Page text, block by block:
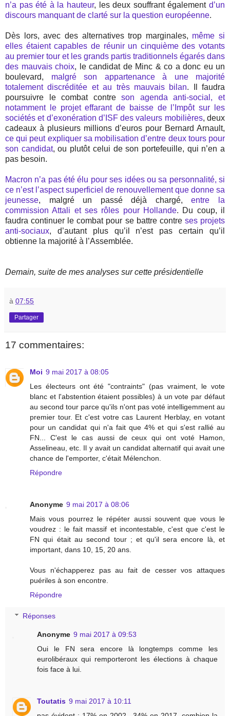
n’a pas été à la hauteur, les deux souffrant également d’un
discours manquant de clarté sur la question européenne.
Dès lors, avec des alternatives trop marginales, même si
elles étaient capables de réunir un cinquième des votants
au premier tour et les grands partis traditionnels égarés dans
des mauvais choix, le candidat de Minc & co a donc eu un
boulevard, malgré son appartenance à une majorité
totalement discréditée et au très mauvais bilan. Il faudra
poursuivre le combat contreson agenda anti-social, et
notamment le projet effarant de baisse de l’Impôt sur les
sociétés et d’exonération d’ISF des valeurs mobilières, deux
cadeaux à plusieurs millions d’euros pour Bernard Arnault,
ce qui peut expliquer sa mobilisation d’entre deux tours pour
son candidat, ou plutôt celui de son portefeuille, qui n’en a
pas besoin.
Macron n’a pas été élu pour ses idées ou sa personnalité, si
ce n’est l’aspect superficiel de renouvellement que donne sa
jeunesse, malgré un passé déjà chargé,entre la
commission Attali et ses rôles pour Hollande. Du coup, il
faudra continuer le combat pour se battre contre ses projets
anti-sociaux, d’autant plus qu’il n’est pas certain qu’il
obtienne la majorité à l’Assemblée.
Demain, suite de mes analyses sur cette présidentielle
à 07:55
Partager
17 commentaires:
Moi 9 mai 2017 à 08:05
Les électeurs ont été "contraints" (pas vraiment, le vote
blanc et l'abstention étaient possibles) à un vote par défaut
au second tour parce qu'ils n'ont pas voté intelligemment au
premier tour. Et c'est votre cas Laurent Herblay, en votant
pour un candidat qui n'a fait que 4% et qui s'est rallié au
FN... C'est le cas aussi de ceux qui ont voté Hamon,
Asselineau, etc. Il y avait un candidat alternatif qui avait une
chance de l'emporter, c'était Mélenchon.
Répondre
Anonyme 9 mai 2017 à 08:06
Mais vous pourrez le répéter aussi souvent que vous le
voudrez : le fait massif et incontestable, c'est que c'est le
FN qui était au second tour ; et qu'il sera encore là, et
important, dans 10, 15, 20 ans.
Vous n'échapperez pas au fait de cesser vos attaques
puériles à son encontre.
Répondre
Réponses
Anonyme 9 mai 2017 à 09:53
Oui le FN sera encore là longtemps comme les
eurolibéraux qui remporteront les élections à chaque
fois face à lui.
Toutatis 9 mai 2017 à 10:11